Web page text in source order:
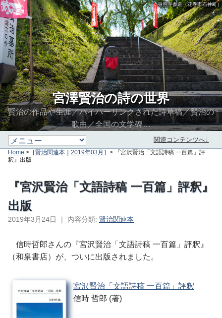
身照寺参道（花巻市石神町）
宮澤賢治の詩の世界
賢治の作品や生涯／ハイパーリンクされた詩草稿／賢治の
歌曲／全国の文学碑…
関連コンテンツへ↓
Home >［賢治関連本 ｜ 2019年03月 ］> 『宮沢賢治「文語詩稿 一百篇」評
釈』出版
『宮沢賢治「文語詩稿 一百篇」評釈』
出版
2019年3月24日 ｜ 内容分類: 賢治関連本
信時哲郎さんの『宮沢賢治「文語詩稿 一百篇」評釈』
（和泉書店）が、ついに出版されました。
宮沢賢治「文語詩稿 一百篇」評釈
信時 哲郎 (著)